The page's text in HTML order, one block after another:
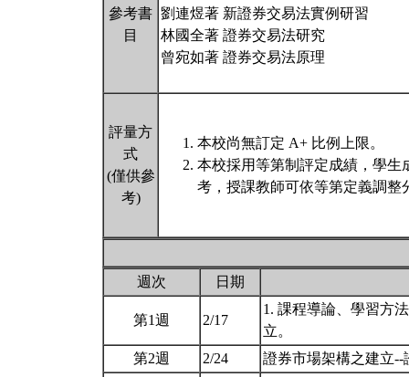
參考書
目
劉連煜著 新證券交易法實例研習
林國全著 證券交易法研究
曾宛如著 證券交易法原理
評量方
式
(僅供參
考)
本校尚無訂定 A+ 比例上限。
本校採用等第制評定成績，學生
考，授課教師可依等第定義調整
週次 日期
第1週 2/17
1. 課程導論、學習方
立。
第2週
2/24 證券市場架構之建立